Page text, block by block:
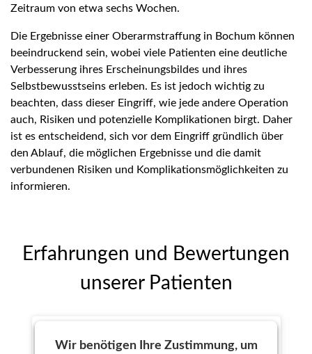
Zeitraum von etwa sechs Wochen.
Die Ergebnisse einer Oberarmstraffung in Bochum können
beeindruckend sein, wobei viele Patienten eine deutliche
Verbesserung ihres Erscheinungsbildes und ihres
Selbstbewusstseins erleben. Es ist jedoch wichtig zu
beachten, dass dieser Eingriff, wie jede andere Operation
auch, Risiken und potenzielle Komplikationen birgt. Daher
ist es entscheidend, sich vor dem Eingriff gründlich über
den Ablauf, die möglichen Ergebnisse und die damit
verbundenen Risiken und Komplikationsmöglichkeiten zu
informieren.
Erfahrungen und Bewertungen
unserer Patienten
Wir benötigen Ihre Zustimmung, um